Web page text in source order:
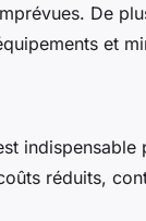
De
et
réduits,